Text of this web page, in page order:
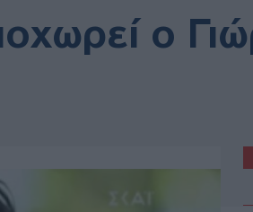
ΥΓΕΙΑ
ο